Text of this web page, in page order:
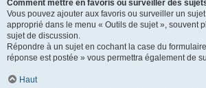
Comment mettre en favoris ou surveiller des
Vous pouvez ajouter aux favoris ou surveiller un
approprié dans le menu « Outils de sujet », souvent
sujet de discussion.
Répondre à un sujet en cochant la case du
réponse est postée » vous permettra également de
Haut